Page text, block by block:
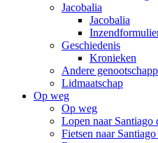
Jacobalia
Jacobalia
Geschiedenis
Kronieken
Andere
Lidmaatschap
Op weg
Op weg
Lopen naar Santiago
Fietsen naar